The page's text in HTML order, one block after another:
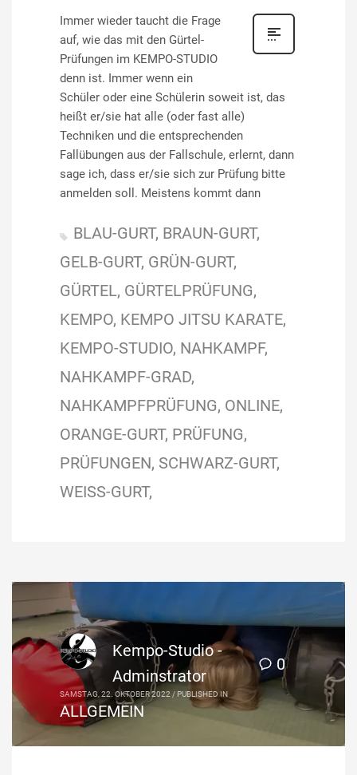
Immer wieder taucht die Frage
auf, wie das mit den Gürtel-
Prüfungen im KEMPO-STUDIO
denn ist. Immer wenn ein
Schüler oder eine Schülerin soweit ist, das
heißt er/sie hat alle (oder fast alle)
Techniken und die entsprechenden
Fallübungen aus der Fallschule, erlernt, dann
sage ich, dass er/sie sich zur Prüfung bitte
anmelden soll. Meistens kommt dann
BLAU-GURT BRAUN-GURT
GELB-GURT GRÜN-GURT
GÜRTEL GÜRTELPRÜFUNG
KEMPO KEMPO JITSU KARATE
KEMPO-STUDIO NAHKAMPF
NAHKAMPF-GRAD
NAHKAMPFPRÜFUNG ONLINE
ORANGE-GURT PRÜFUNG
PRÜFUNGEN SCHWARZ-GURT
WEISS-GURT
0
Kempo-Studio -
Adminstrator
SAMSTAG, 22. OKTOBER 2022 /PUBLISHED IN
ALLGEMEIN